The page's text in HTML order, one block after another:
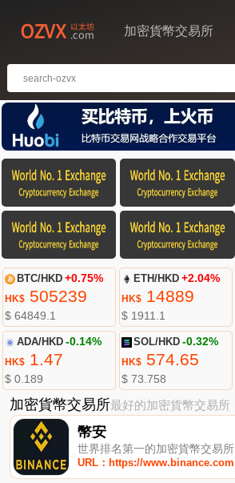
加密貨幣交易所
BTC/HKD +0.75%
HK$505239
$ 64849.1
ETH/HKD +2.04%
HK$ 14889
$ 1911.1
ADA/HKD -0.14%
HK$1.47
$ 0.189
SOL/HKD -0.32%
HK$ 574.65
$ 73.758
加密貨幣交易所最好的加密貨幣交易所
幣安
世界排名第一的加密貨幣交易所
URL：https://www.binance.com